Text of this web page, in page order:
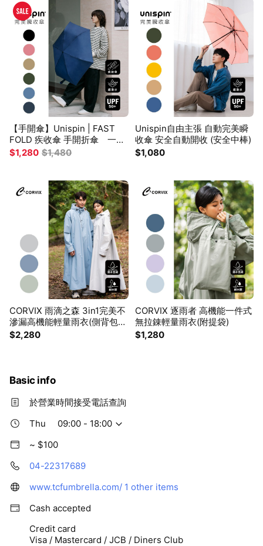
O
n
【手開傘】Unispin | FAST
FOLD 疾收傘 手開折傘 一鍵
自動收傘
$1,280 $1,480
Unispin自由主張 自動完美瞬
收傘 安全自動開收 (安全中棒)
$1,080
CORVIX 雨滴之森 3in1完美不
滲漏高機能輕量雨衣(側背包收
納)
$2,280
CORVIX 逐雨者 高機能一件式
無拉錬輕量雨衣(附提袋)
$1,280
Basic info
於營業時間接受電話查詢
Thu
09:00 - 18:00
~ $100
04-22317689
www.tcfumbrella.com/ 1 other items
Cash accepted
Credit card
Visa / Mastercard / JCB / Diners Club